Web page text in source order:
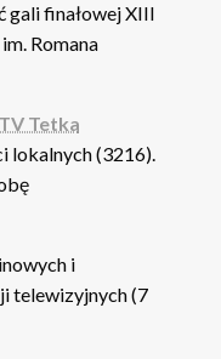
gali finałowej XIII
Romana
Tetka
lokalnych (3216).
i
telewizyjnych (7